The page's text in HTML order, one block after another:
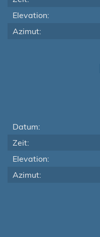
Elevation:
Azimut:
Datum:
Zeit:
Elevation:
Azimut: